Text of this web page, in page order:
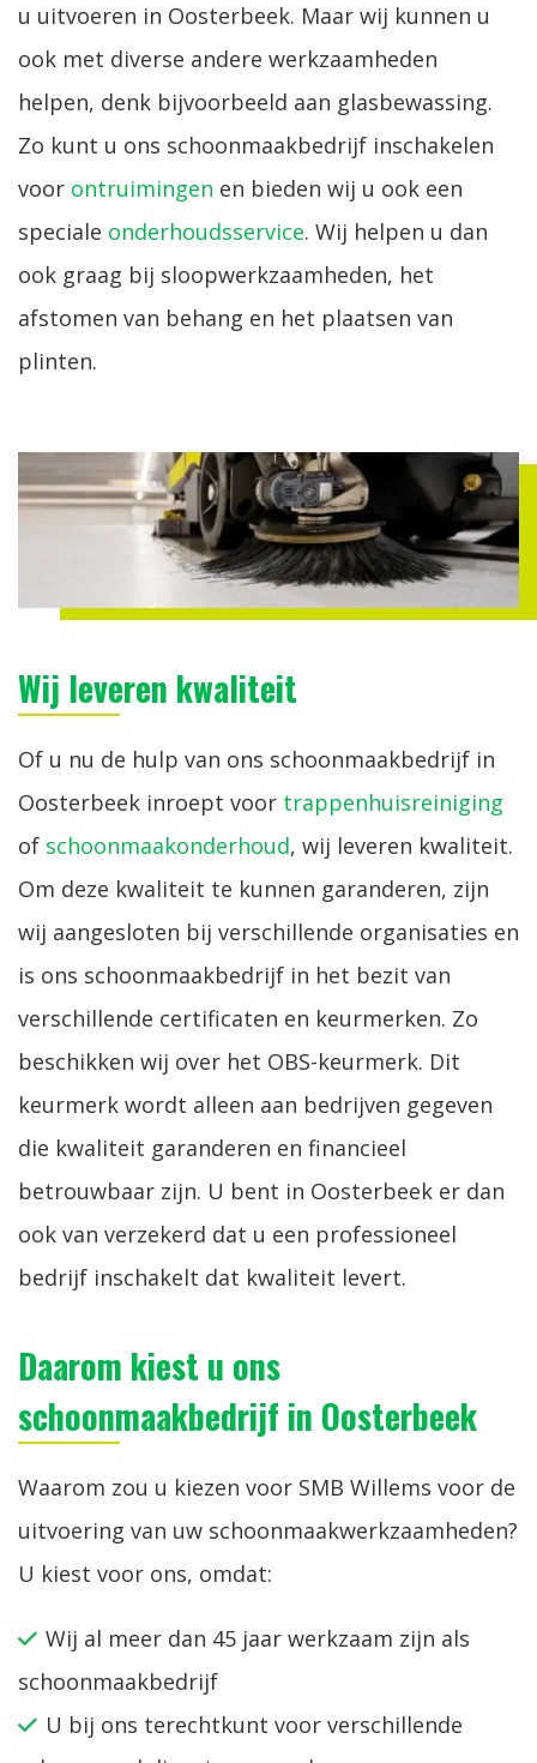
u uitvoeren in Oosterbeek. Maar wij kunnen u
ook met diverse andere werkzaamheden
helpen, denk bijvoorbeeld aan glasbewassing.
Zo kunt u ons schoonmaakbedrijf inschakelen
voor ontruimingen en bieden wij u ook een
speciale onderhoudsservice. Wij helpen u dan
ook graag bij sloopwerkzaamheden, het
afstomen van behang en het plaatsen van
plinten.
Wij leveren kwaliteit
Of u nu de hulp van ons schoonmaakbedrijf in
Oosterbeek inroept voor trappenhuisreiniging
of schoonmaakonderhoud, wij leveren kwaliteit.
Om deze kwaliteit te kunnen garanderen, zijn
wij aangesloten bij verschillende organisaties en
is ons schoonmaakbedrijf in het bezit van
verschillende certificaten en keurmerken. Zo
beschikken wij over het OBS-keurmerk. Dit
keurmerk wordt alleen aan bedrijven gegeven
die kwaliteit garanderen en financieel
betrouwbaar zijn. U bent in Oosterbeek er dan
ook van verzekerd dat u een professioneel
bedrijf inschakelt dat kwaliteit levert.
Daarom kiest u ons
schoonmaakbedrijf in Oosterbeek
Waarom zou u kiezen voor SMB Willems voor de
uitvoering van uw schoonmaakwerkzaamheden?
U kiest voor ons, omdat:
Wij al meer dan 45 jaar werkzaam zijn als
schoonmaakbedrijf
U bij ons terechtkunt voor verschillende